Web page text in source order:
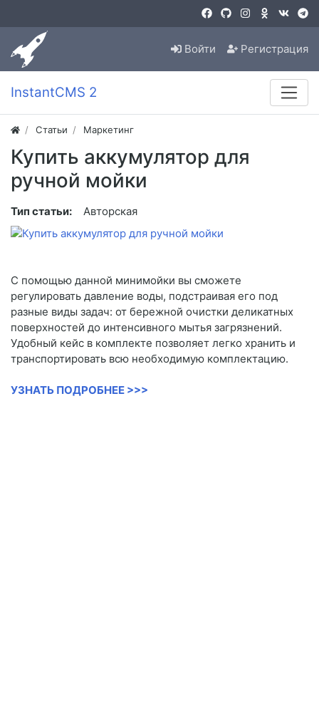
Войти Регистрация
InstantCMS 2
Статьи Маркетинг
Купить аккумулятор для
ручной мойки
Тип статьи: Авторская
С помощью данной минимойки вы сможете
регулировать давление воды, подстраивая его под
разные виды задач: от бережной очистки деликатных
поверхностей до интенсивного мытья загрязнений.
Удобный кейс в комплекте позволяет легко хранить и
транспортировать всю необходимую комплектацию.
УЗНАТЬ ПОДРОБНЕЕ >>>